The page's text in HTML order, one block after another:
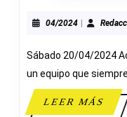
04/202404/2024
|
Sábado 20/04/2024
un equipo que
LEER MÁS